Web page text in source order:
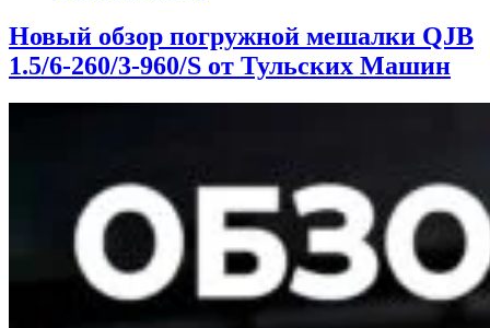
Новый обзор погружной мешалки QJB
1.5/6-260/3-960/S от Тульских Машин